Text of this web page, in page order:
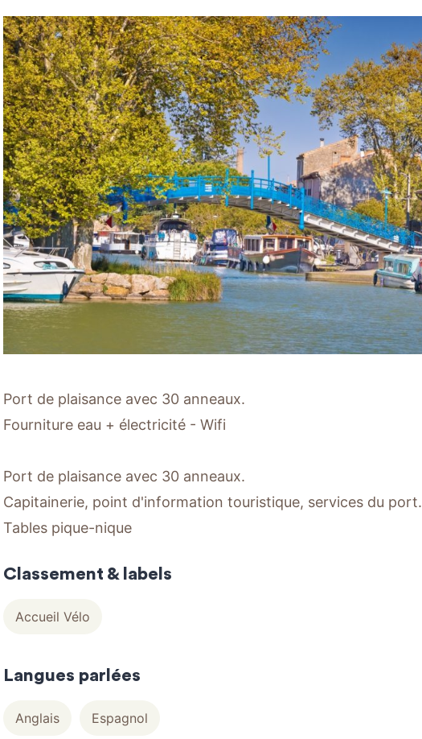
Port de plaisance avec 30 anneaux.
Fourniture eau + électricité - Wifi
Port de plaisance avec 30 anneaux.
Capitainerie, point d'information touristique, services du port.
Tables pique-nique
Classement & labels
Accueil Vélo
Langues parlées
Anglais Espagnol